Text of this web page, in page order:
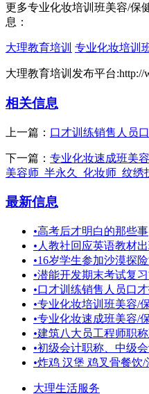
更多专业化妆培训班美容/保
息：
大理教育培训 专业化妆培训
大理教育培训发布平台:http://
相关信息
上一篇： 口才训练销售人员
下一篇： 专业化妆速成班美
美容师_半永久_化妆师_纹绣
最新信息
•高考后才明白的那些事
• 人教社回应英语教材
•16岁学生参加沙漠探
•潜能开发期末考试复
•口才训练销售人员口
•专业化妆培训班美容/
•专业化妆速成班美容/
•建筑八大员工程师职
•初级会计职称、中级
•炸鸡 汉堡 鸡叉骨餐饮/
大理生活服务